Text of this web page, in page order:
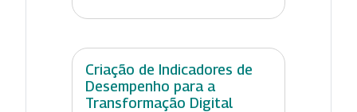
Criação de Indicadores de
Desempenho para a
Transformação Digital